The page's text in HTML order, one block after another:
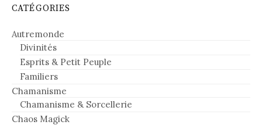
CATÉGORIES
Autremonde
Divinités
Esprits & Petit Peuple
Familiers
Chamanisme
Chamanisme & Sorcellerie
Chaos Magick